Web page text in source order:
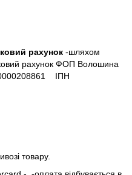
рахунок -шляхом
рахунок ФОП Волошина
ІПН
товару.